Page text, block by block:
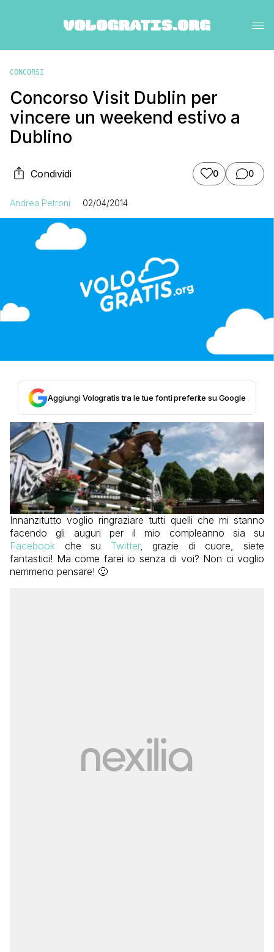
CONCORSI
Concorso Visit Dublin per
vincere un weekend estivo a
Dublino
Condividi 0 0
Andrea Petroni 02/04/2014
Aggiungi Vologratis tra le tue fonti preferite su Google
Innanzitutto voglio ringraziare tutti quelli che mi stanno
facendo gli auguri per il mio compleanno sia su
Facebook che su Twitter, grazie di cuore, siete
fantastici! Ma come farei io senza di voi? Non ci voglio
nemmeno pensare! 🙂